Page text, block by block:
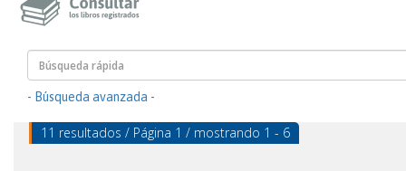
- Búsqueda avanzada -
11 resultados / Página 1 / mostrando 1 - 6